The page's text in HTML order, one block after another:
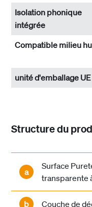
Isolation phonique
intégrée
Compatible milieu
unité d'emballage UE
Structure du
a
Surface
transparente
b Couche de